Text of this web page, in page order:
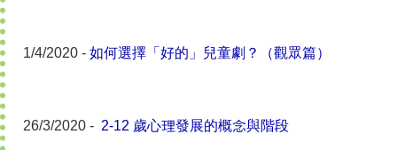
1/4/2020 - 如何選擇「好的」兒童劇？（觀眾篇）
26/3/2020 - 2-12 歲心理發展的概念與階段